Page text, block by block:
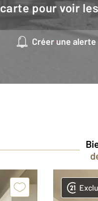
carte pour voir
Créer une alerte